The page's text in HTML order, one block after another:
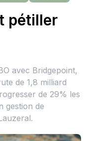
pétiller
avec Bridgepoint,
de 1,8 milliard
de 29% les
gestion de